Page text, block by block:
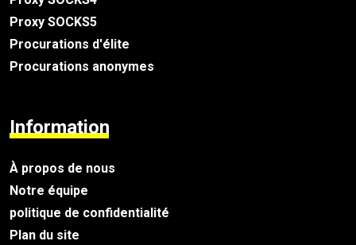
Proxy SOCKS5
Procurations d'élite
Procurations anonymes
Information
À propos de nous
Notre équipe
politique de confidentialité
Plan du site